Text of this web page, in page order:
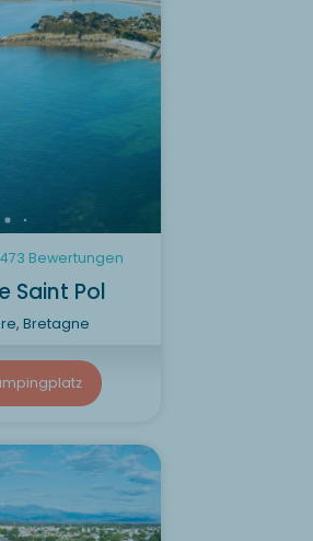
Bewertungen
Saint Pol
Bretagne